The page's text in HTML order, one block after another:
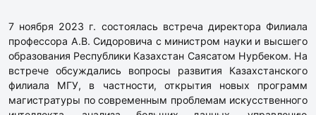
7 ноября 2023 г. состоялась встреча директора Филиала
профессора А.В. Сидоровича с министром науки и высшего
образования Республики Казахстан Саясатом Нурбеком. На
встрече обсуждались вопросы развития Казахстанского
филиала МГУ, в частности, открытия новых программ
магистратуры по современным проблемам искусственного